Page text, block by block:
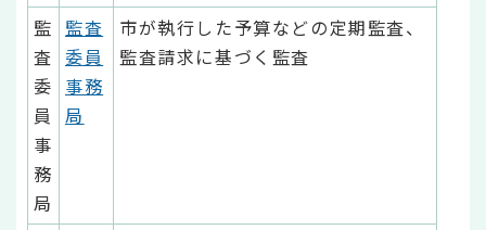
監
査
委
員
事
務
局
監査
委員
事務
局
市が執行した予算などの定期監査、
監査請求に基づく監査